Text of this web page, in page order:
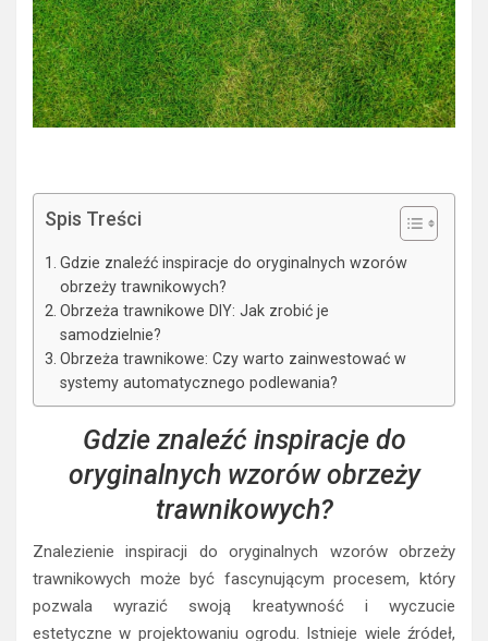
Spis Treści
Gdzie znaleźć inspiracje do oryginalnych wzorów
obrzeży trawnikowych?
Obrzeża trawnikowe DIY: Jak zrobić je
samodzielnie?
Obrzeża trawnikowe: Czy warto zainwestować w
systemy automatycznego podlewania?
Gdzie znaleźć inspiracje do
oryginalnych wzorów obrzeży
trawnikowych?
Znalezienie inspiracji do oryginalnych wzorów obrzeży
trawnikowych może być fascynującym procesem, który
pozwala wyrazić swoją kreatywność i wyczucie
estetyczne w projektowaniu ogrodu. Istnieje wiele źródeł,